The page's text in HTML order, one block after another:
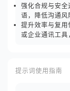
强化合规与安
语，降低沟通风
提升效率与复
或企业通讯工具
提示词使用指南